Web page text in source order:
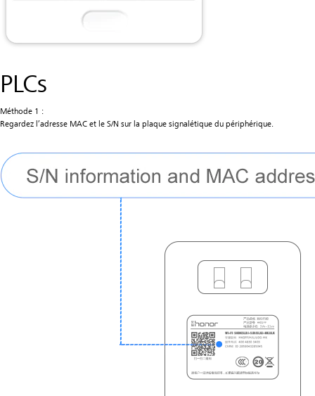
PLCs
Méthode 1 :
Regardez l’adresse MAC et le S/N sur la plaque signalétique du périphérique.